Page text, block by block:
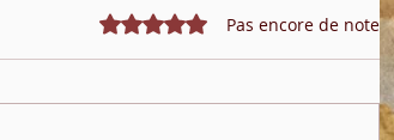
Noté 0 étoile sur 5. Pas encore de note